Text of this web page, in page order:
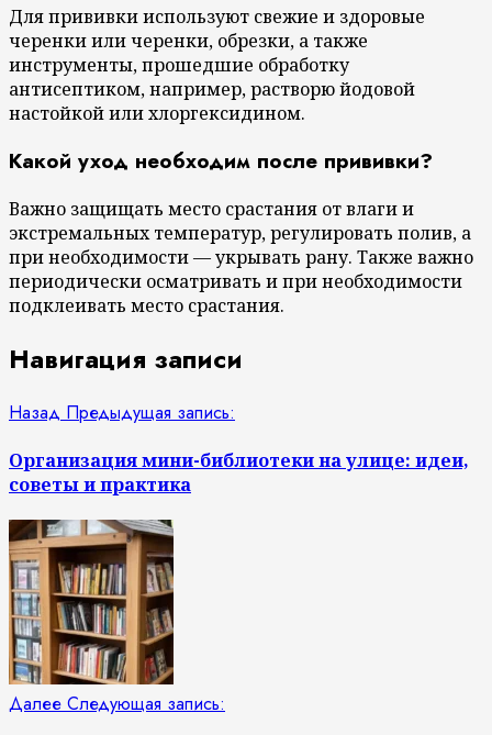
Для прививки используют свежие и здоровые
черенки или черенки, обрезки, а также
инструменты, прошедшие обработку
антисептиком, например, растворю йодовой
настойкой или хлоргексидином.
Какой уход необходим после прививки?
Важно защищать место срастания от влаги и
экстремальных температур, регулировать полив, а
при необходимости — укрывать рану. Также важно
периодически осматривать и при необходимости
подклеивать место срастания.
Навигация записи
Назад Предыдущая запись:
Организация мини-библиотеки на улице: идеи,
советы и практика
Далее Следующая запись: